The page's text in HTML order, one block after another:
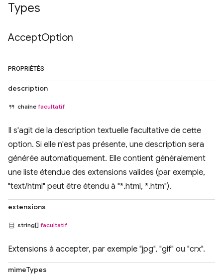
Types
AcceptOption
PROPRIÉTÉS
description
chaîne facultatif
Il s'agit de la description textuelle facultative de cette
option. Si elle n'est pas présente, une description sera
générée automatiquement. Elle contient généralement
une liste étendue des extensions valides (par exemple,
"text/html" peut être étendu à "*.html, *.htm").
extensions
string[] facultatif
Extensions à accepter, par exemple "jpg", "gif" ou "crx".
mimeTypes